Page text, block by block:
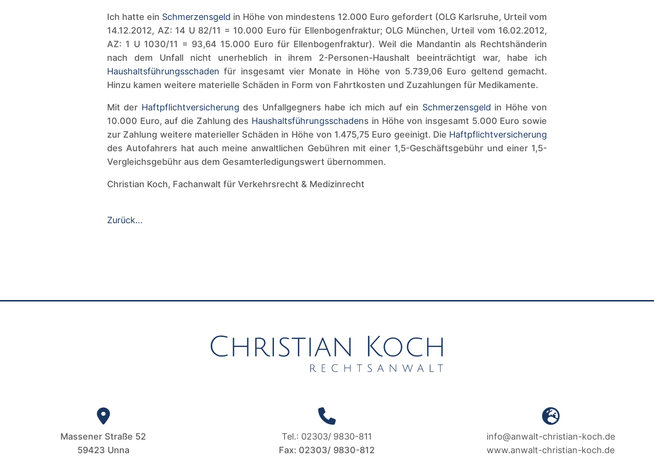
Ich hatte ein Schmerzensgeld in Höhe von mindestens 12.000 Euro gefordert (OLG Karlsruhe, Urteil vom
14.12.2012, AZ: 14 U 82/11 = 10.000 Euro für Ellenbogenfraktur; OLG München, Urteil vom 16.02.2012,
AZ: 1 U 1030/11 = 93,64 15.000 Euro für Ellenbogenfraktur). Weil die Mandantin als Rechtshänderin
nach dem Unfall nicht unerheblich in ihrem 2-Personen-Haushalt beeinträchtigt war, habe ich
Haushaltsführungsschaden für insgesamt vier Monate in Höhe von 5.739,06 Euro geltend gemacht.
Hinzu kamen weitere materielle Schäden in Form von Fahrtkosten und Zuzahlungen für Medikamente.
Mit der Haftpflichtversicherung des Unfallgegners habe ich mich auf ein Schmerzensgeld in Höhe von
10.000 Euro, auf die Zahlung des Haushaltsführungsschadens in Höhe von insgesamt 5.000 Euro sowie
zur Zahlung weitere materieller Schäden in Höhe von 1.475,75 Euro geeinigt. Die Haftpflichtversicherung
des Autofahrers hat auch meine anwaltlichen Gebühren mit einer 1,5-Geschäftsgebühr und einer 1,5-
Vergleichsgebühr aus dem Gesamterledigungswert übernommen.
Christian Koch, Fachanwalt für Verkehrsrecht & Medizinrecht
Zurück...
Massener Straße 52
59423 Unna
Tel.: 02303/ 9830-811
Fax: 02303/ 9830-812
info@anwalt-christian-koch.de
www.anwalt-christian-koch.de